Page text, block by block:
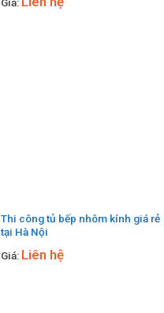
Giá:
Thi công tủ bếp nhôm kính giá rẻ
tại Hà Nội
Giá: Liên hệ